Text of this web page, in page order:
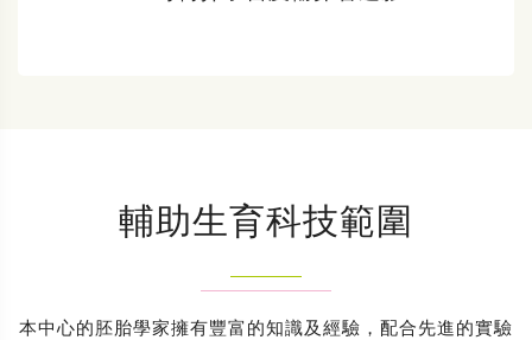
輔助生育科技範圍
本中心的胚胎學家擁有豐富的知識及經驗，配合先進的實驗